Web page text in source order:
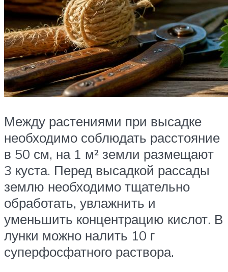
Между растениями при высадке
необходимо соблюдать расстояние
в 50 см, на 1 м² земли размещают
3 куста. Перед высадкой рассады
землю необходимо тщательно
обработать, увлажнить и
уменьшить концентрацию кислот. В
лунки можно налить 10 г
суперфосфатного раствора.